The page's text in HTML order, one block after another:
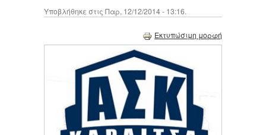
Υποβλήθηκε στις Παρ, 12/12/2014 - 13:16.
Εκτυπώσιμη μορφή